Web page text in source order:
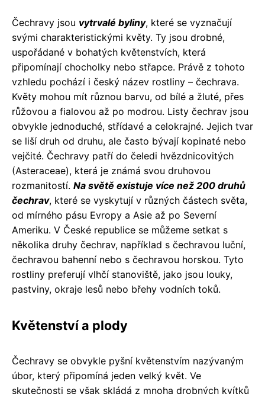
Čechravy jsou vytrvalé byliny, které se vyznačují
svými charakteristickými květy. Ty jsou drobné,
uspořádané v bohatých květenstvích, která
připomínají chocholky nebo střapce. Právě z tohoto
vzhledu pochází i český název rostliny – čechrava.
Květy mohou mít různou barvu, od bílé a žluté, přes
růžovou a fialovou až po modrou. Listy čechrav jsou
obvykle jednoduché, střídavé a celokrajné. Jejich tvar
se liší druh od druhu, ale často bývají kopinaté nebo
vejčité. Čechravy patří do čeledi hvězdnicovitých
(Asteraceae), která je známá svou druhovou
rozmanitostí. Na světě existuje více než 200 druhů
čechrav, které se vyskytují v různých částech světa,
od mírného pásu Evropy a Asie až po Severní
Ameriku. V České republice se můžeme setkat s
několika druhy čechrav, například s čechravou luční,
čechravou bahenní nebo s čechravou horskou. Tyto
rostliny preferují vlhčí stanoviště, jako jsou louky,
pastviny, okraje lesů nebo břehy vodních toků.
Květenství a plody
Čechravy se obvykle pyšní květenstvím nazývaným
úbor, který připomíná jeden velký květ. Ve
skutečnosti se však skládá z mnoha drobných kvítků